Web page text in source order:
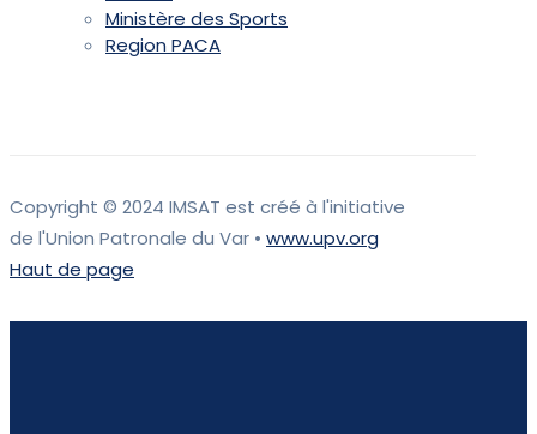
Ministère des Sports
Region PACA
Copyright © 2024 IMSAT est créé à l'initiative
de l'Union Patronale du Var • www.upv.org
Haut de page